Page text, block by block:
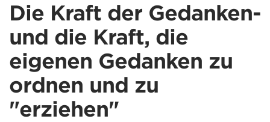
Die Kraft der Gedanken-
und die Kraft, die
eigenen Gedanken zu
ordnen und zu
"erziehen"